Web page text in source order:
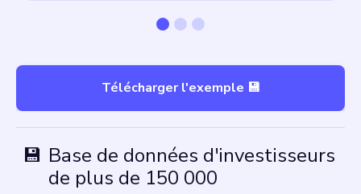
Télécharger l'exemple 💾
💾 Base de données d'investisseurs
de plus de 150 000